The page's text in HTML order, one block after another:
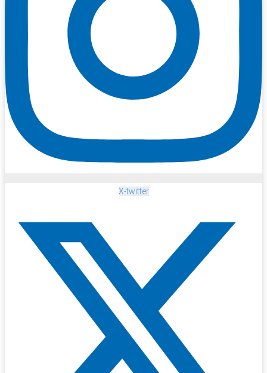
X-twitter